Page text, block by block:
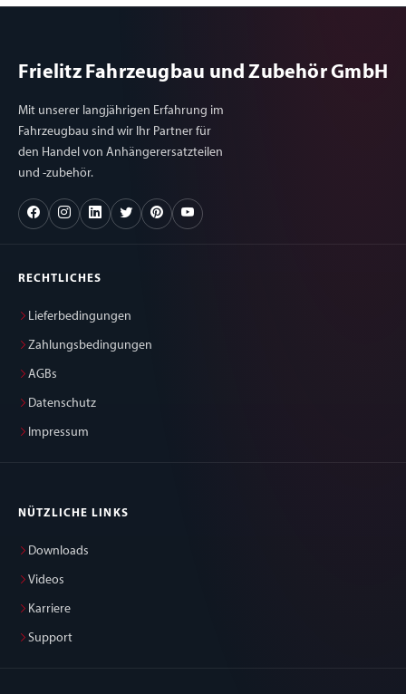
Frielitz Fahrzeugbau und Zubehör GmbH
Mit unserer langjährigen Erfahrung im
Fahrzeugbau sind wir Ihr Partner für
den Handel von Anhängerersatzteilen
und -zubehör.
RECHTLICHES
Lieferbedingungen
Zahlungsbedingungen
AGBs
Datenschutz
Impressum
NÜTZLICHE LINKS
Downloads
Videos
Karriere
Support